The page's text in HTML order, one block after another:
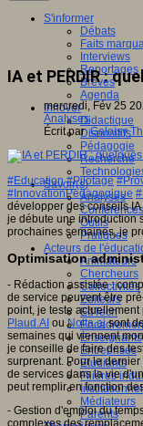
S'informer
Débats
Faits
Interviews
Reportages
Brèves
Agenda
Innover
Didactique
Dispositifs
Pédagogie
Recherche
Savoir(s)
Analyses
Conférences
Outils
Pratiques
Acteurs de
Animateurs
Chercheurs
Collectivités
Editeurs
EdTech
Enseignants
Entreprises
Etudiants
Filières
Médiateurs
Parents
IA et PERDIR :
mercredi, Fév 25
Analyses
Écrit parGaloisy
#Education #Pilotage
#InnovationPedagogique
développer des conseils
je débute une introduction
prochaines semaines, je
Optimisation
- Rédaction assistée :
de service peuvent être
point, je teste
Plaud.AI ouNotta.aisont
semaines qui viennent
je conseille de faire des
surprenant. Pour le
de services dans la vie
peut remplir en fonction
- Gestion d'emploi du
complexes des